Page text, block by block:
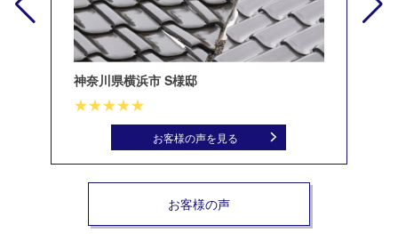
神奈川県横浜市 S様邸
お客様の声を見る
お客様の声